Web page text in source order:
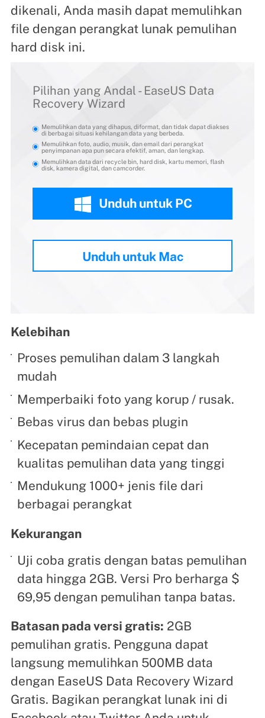
dikenali, Anda masih dapat memulihkan
file dengan perangkat lunak pemulihan
hard disk ini.
Pilihan yang Andal - EaseUS Data
Recovery Wizard
Memulihkan data yang dihapus, diformat, dan tidak dapat diakses
di berbagai situasi kehilangan data yang berbeda.
Memulihkan foto, audio, musik, dan email dari perangkat
penyimpanan apa pun secara efektif, aman, dan lengkap.
Memulihkan data dari recycle bin, hard disk, kartu memori, flash
disk, kamera digital, dan camcorder.
Unduh untuk PC
Unduh untuk Mac
Kelebihan
Proses pemulihan dalam 3 langkah
mudah
Memperbaiki foto yang korup / rusak.
Bebas virus dan bebas plugin
Kecepatan pemindaian cepat dan
kualitas pemulihan data yang tinggi
Mendukung 1000+ jenis file dari
berbagai perangkat
Kekurangan
Uji coba gratis dengan batas pemulihan
data hingga 2GB. Versi Pro berharga $
69,95 dengan pemulihan tanpa batas.
Batasan pada versi gratis: 2GB
pemulihan gratis. Pengguna dapat
langsung memulihkan 500MB data
dengan EaseUS Data Recovery Wizard
Gratis. Bagikan perangkat lunak ini di